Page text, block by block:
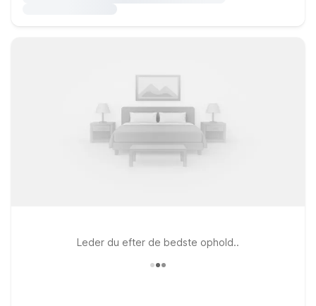
Leder du efter de bedste ophold..